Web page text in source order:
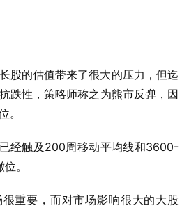
股的估值带来了很大的压力，但迄
跌性，策略师称之为熊市反弹，因
。
经触及200周移动平均线和3600-
。
重要，而对市场影响很大的大股